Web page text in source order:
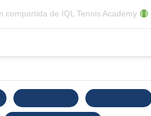
compartida de IQL Tennis Academy